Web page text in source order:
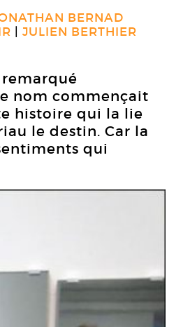
BERNAD
JULIEN BERTHIER
nom commençait
histoire qui la lie
le destin. Car la
qui